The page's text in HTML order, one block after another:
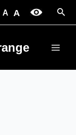
A A